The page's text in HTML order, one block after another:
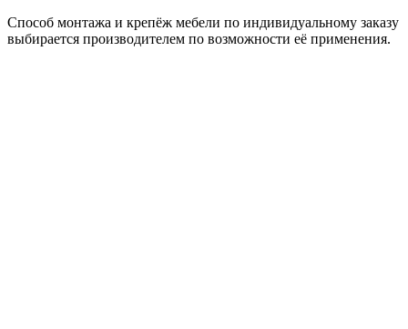
Способ монтажа и крепёж мебели по индивидуальному заказу
выбирается производителем по возможности её применения.